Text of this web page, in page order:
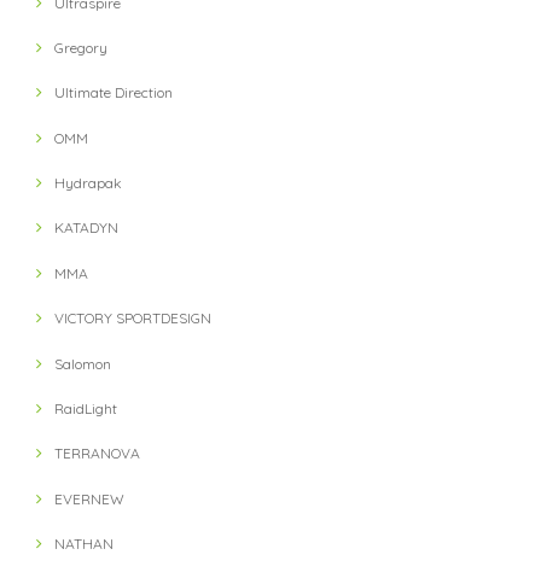
Gregory
Ultimate Direction
OMM
Hydrapak
KATADYN
MMA
VICTORY SPORTDESIGN
Salomon
RaidLight
TERRANOVA
EVERNEW
NATHAN